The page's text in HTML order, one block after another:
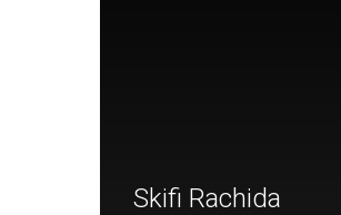
Skifi Rachida